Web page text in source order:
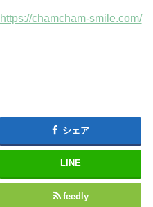
https://chamcham-smile.com/
シェア
LINE
feedly